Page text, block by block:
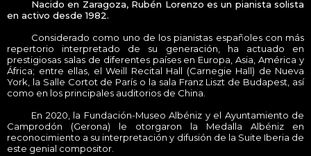
Nacido en Zaragoza, Rubén Lorenzo es un pianista solista
en activo desde 1982.
Considerado como uno de los pianistas españoles con más
repertorio interpretado de su generación, ha actuado en
prestigiosas salas de diferentes países en Europa, Asia, América y
África; entre ellas, el Weill Recital Hall (Carnegie Hall) de Nueva
York, la Salle Cortot de París o la sala Franz Liszt de Budapest, así
como en los principales auditorios de China.
En 2020, la Fundación-Museo Albéniz y el Ayuntamiento de
Camprodón (Gerona) le otorgaron la Medalla Albéniz en
reconocimiento a su interpretación y difusión de la Suite Iberia de
este genial compositor.